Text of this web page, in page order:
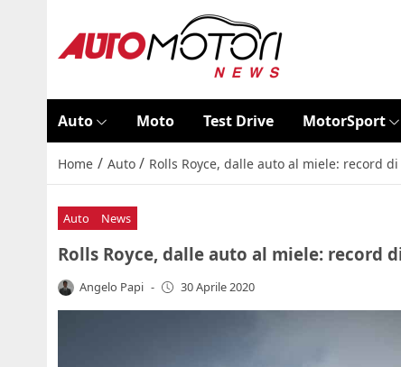
Auto Moto Test Drive MotorSport
Home / Auto / Rolls Royce, dalle auto al miele: record
Auto News
Rolls Royce, dalle auto al miele: record
Angelo Papi - 30 Aprile 2020